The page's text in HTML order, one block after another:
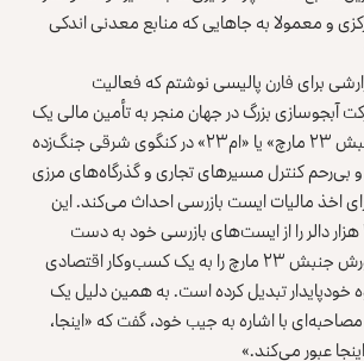
و معمولا به جاهایی که منابع معدنی اندکی
برای فارن پالیسینوشتم که فعالیت
آبجوسازی بزرگ در جهان منجر به تأمین مالی یک
گروه مسلح به نام «جنبش ۲۳ مارچ» یا «ام۲۳» در کنگوی شرقی جنگ‌زده
کنترل مسیرهای تجاری و گذرگاه‌های مرزی
اخذمالیاتایست بازرسی‌ احداث می‌کند. این
گروه ماهانه حدود ۱۸۰ هزار دالر را از ایست‌های بازرسی خود به دست
می‌آورد، مبلغی که شورش جنبش ۲۳ مارچ را به یک کسب‌وکار اقتصادی
خودپایدار تبدیل کرده است. به همین دلیل یک
ام۲۳ در مصاحبه‌‌ای با اشاره به جیب خود، گفت که «اینجا،
عبور می‌کند.»